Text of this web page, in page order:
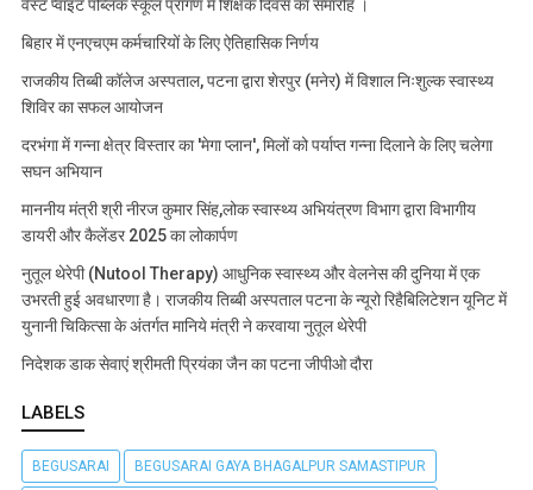
वेस्ट प्वाइंट पब्लिक स्कूल प्रांगण में शिक्षक दिवस का समारोह ।
बिहार में एनएचएम कर्मचारियों के लिए ऐतिहासिक निर्णय
राजकीय तिब्बी कॉलेज अस्पताल, पटना द्वारा शेरपुर (मनेर) में विशाल निःशुल्क स्वास्थ्य
शिविर का सफल आयोजन
दरभंगा में गन्ना क्षेत्र विस्तार का 'मेगा प्लान', मिलों को पर्याप्त गन्ना दिलाने के लिए चलेगा
सघन अभियान
माननीय मंत्री श्री नीरज कुमार सिंह,लोक स्वास्थ्य अभियंत्रण विभाग द्वारा विभागीय
डायरी और कैलेंडर 2025 का लोकार्पण
नुतूल थेरेपी (Nutool Therapy) आधुनिक स्वास्थ्य और वेलनेस की दुनिया में एक
उभरती हुई अवधारणा है। राजकीय तिब्बी अस्पताल पटना के न्यूरो रिहैबिलिटेशन यूनिट में
युनानी चिकित्सा के अंतर्गत मानिये मंत्री ने करवाया नुतूल थेरेपी
निदेशक डाक सेवाएं श्रीमती प्रियंका जैन का पटना जीपीओ दौरा
LABELS
BEGUSARAI BEGUSARAI GAYA BHAGALPUR SAMASTIPUR